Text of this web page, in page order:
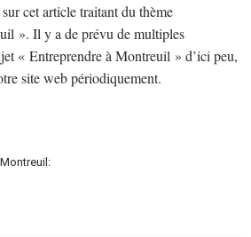
cet article traitant du thème
». Il y a de prévu de multiples
« Entreprendre à Montreuil » d’ici peu,
site web périodiquement.